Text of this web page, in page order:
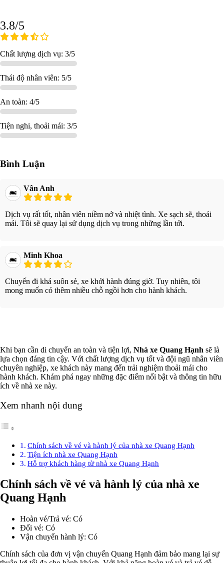
3.8/5
Chất lượng dịch vụ: 3/5
Thái độ nhân viên: 5/5
An toàn: 4/5
Tiện nghi, thoải mái: 3/5
Bình Luận
Vân Anh
Dịch vụ rất tốt, nhân viên niềm nở và nhiệt tình. Xe sạch sẽ, thoải
mái. Tôi sẽ quay lại sử dụng dịch vụ trong những lần tới.
Minh Khoa
Chuyến đi khá suôn sẻ, xe khởi hành đúng giờ. Tuy nhiên, tôi
mong muốn có thêm nhiều chỗ ngồi hơn cho hành khách.
Khi bạn cần di chuyển an toàn và tiện lợi, Nhà xe Quang Hạnh sẽ là
lựa chọn đáng tin cậy. Với chất lượng dịch vụ tốt và đội ngũ nhân viên
chuyên nghiệp, xe khách này mang đến trải nghiệm thoải mái cho
hành khách. Khám phá ngay những đặc điểm nổi bật và thông tin hữu
ích về nhà xe này.
Xem nhanh nội dung
Chính sách về vé và hành lý của nhà xe Quang Hạnh
Tiện ích nhà xe Quang Hạnh
Hỗ trợ khách hàng từ nhà xe Quang Hạnh
Chính sách về vé và hành lý của nhà xe
Quang Hạnh
Hoàn vé/Trả vé: Có
Đổi vé: Có
Vận chuyển hành lý: Có
Chính sách của đơn vị vận chuyển Quang Hạnh đảm bảo mang lại sự